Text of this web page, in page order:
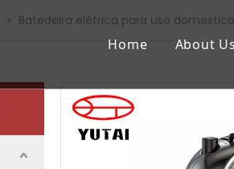
Home About Us
» Batedeira elétrica para uso